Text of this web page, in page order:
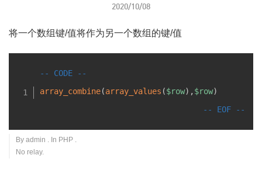
2020/10/08
将一个数组键/值将作为另一个数组的键/值
array_combine(array_values ($row) ,$row)
By admin . In PHP .
No relay.